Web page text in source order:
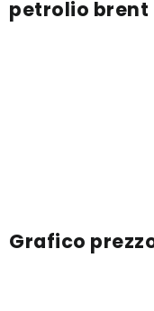
petrolio brent
Grafico